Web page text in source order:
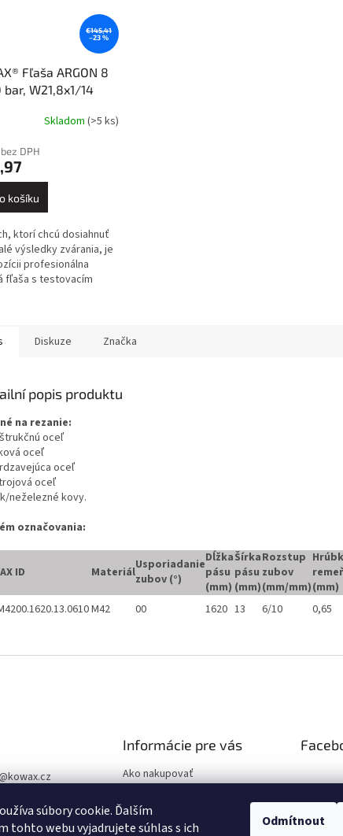
súbory cookie. Ďalším
tohto webu vyjadrujete súhlas s ich
Odmítnout
€145,41
–23 %
Fľaša ARGON 8
W21,8x1/14
Skladom (>5 ks)
DPH
košíku
ktorí chcú dosiahnuť
výsledky zvárania, je
profesionálna
fľaša s testovacím
Diskuze Značka
popis produktu
na rezanie:
oceľ
oceľ
oceľ
oceľ
neželezné kovy.
označovania:
ID MateriálUsporiadanie
zubov (°)
Dĺžka
pásu
(mm)
Šírka
pásu
(mm)
Rozstup
zubov
(mm/mm)(mm)
M42 00 1620 13 6/10 0,65
kowax.cz
stránky
Informácie pre vás
Ako nakupovať
Podmienky ochrany osobných
údajov